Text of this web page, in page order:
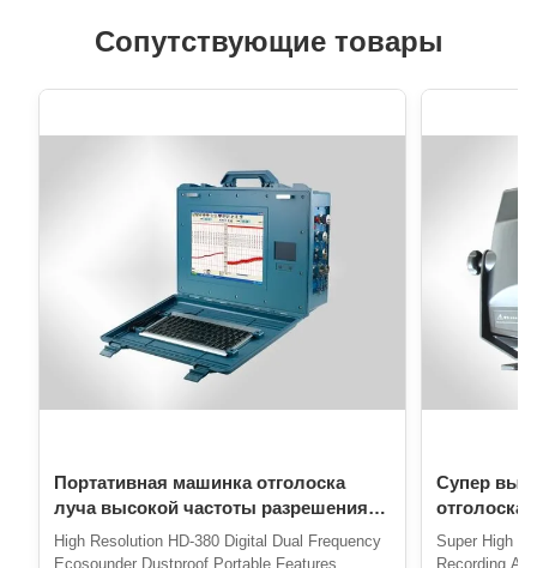
Сопутствующие товары
Портативная машинка отголоска
луча высокой частоты разрешения
HD-380 цифров двойной
пылезащитная одиночная более
High Resolution HD-380 Digital Dual Frequency
Ecosounder Dustproof Portable Features
Супер
отголоска
пиксела
Super High
Recording